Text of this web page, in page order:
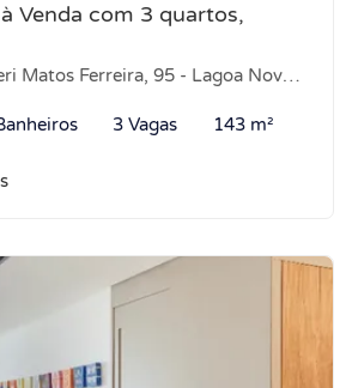
Venda com 3 quartos,
Ferreira, 95 - Lagoa Nova, Natal-RN
3 Vagas 143 m²